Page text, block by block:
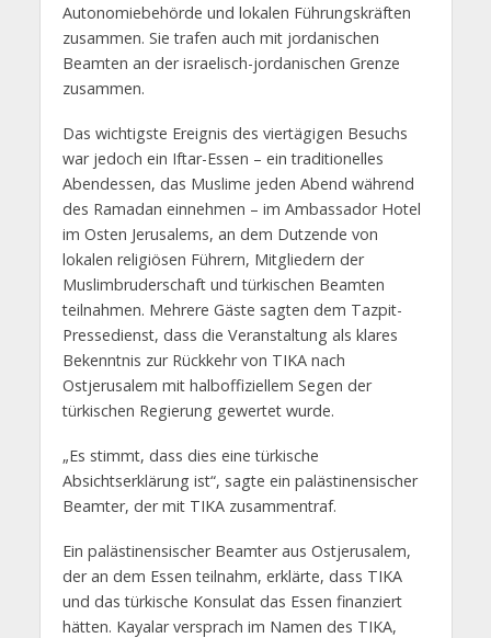
Autonomiebehörde und lokalen Führungskräften
zusammen. Sie trafen auch mit jordanischen
Beamten an der israelisch-jordanischen Grenze
zusammen.
Das wichtigste Ereignis des viertägigen Besuchs
war jedoch ein Iftar-Essen – ein traditionelles
Abendessen, das Muslime jeden Abend während
des Ramadan einnehmen – im Ambassador Hotel
im Osten Jerusalems, an dem Dutzende von
lokalen religiösen Führern, Mitgliedern der
Muslimbruderschaft und türkischen Beamten
teilnahmen. Mehrere Gäste sagten dem Tazpit-
Pressedienst, dass die Veranstaltung als klares
Bekenntnis zur Rückkehr von TIKA nach
Ostjerusalem mit halboffiziellem Segen der
türkischen Regierung gewertet wurde.
„Es stimmt, dass dies eine türkische
Absichtserklärung ist“, sagte ein palästinensischer
Beamter, der mit TIKA zusammentraf.
Ein palästinensischer Beamter aus Ostjerusalem,
der an dem Essen teilnahm, erklärte, dass TIKA
und das türkische Konsulat das Essen finanziert
hätten. Kayalar versprach im Namen des TIKA,